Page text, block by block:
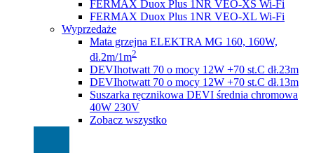
FERMAX Duox Plus 1NR VEO-XS Wi-Fi
FERMAX Duox Plus 1NR VEO-XL Wi-Fi
Wyprzedaże
Mata grzejna ELEKTRA MG 160, 160W,
dł.2m/1m2
DEVIhotwatt 70 o mocy 12W +70 st.C dł.23m
DEVIhotwatt 70 o mocy 12W +70 st.C dł.13m
Suszarka ręcznikowa DEVI średnia chromowa
40W 230V
Zobacz wszystko